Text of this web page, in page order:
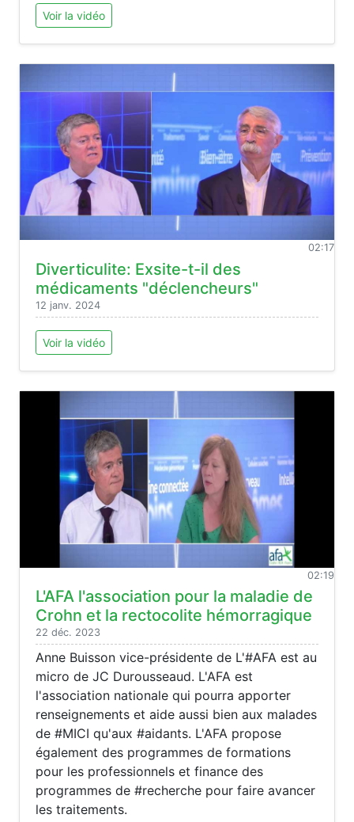
Voir la vidéo
02:17
Diverticulite: Exsite-t-il des
médicaments "déclencheurs"
12 janv. 2024
Voir la vidéo
02:19
L'AFA l'association pour la maladie de
Crohn et la rectocolite hémorragique
22 déc. 2023
Anne Buisson vice-présidente de L'#AFA est au
micro de JC Durousseaud. L'AFA est
l'association nationale qui pourra apporter
renseignements et aide aussi bien aux malades
de #MICI qu'aux #aidants. L'AFA propose
également des programmes de formations
pour les professionnels et finance des
programmes de #recherche pour faire avancer
les traitements.